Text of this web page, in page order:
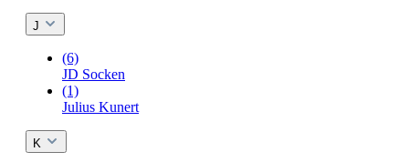
J
(6)
JD Socken
(1)
Julius Kunert
K